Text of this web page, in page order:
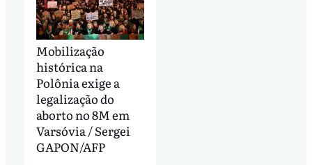
Mobilização
histórica na
Polônia exige a
legalização do
aborto no 8M em
Varsóvia / Sergei
GAPON/AFP